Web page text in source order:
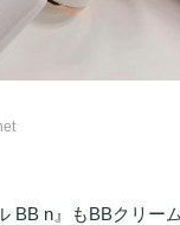
BB n』もBBクリ